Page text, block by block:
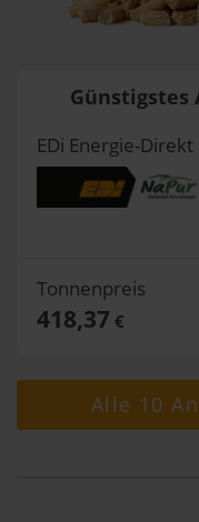
Günstigstes
EDi Energie-
Tonnenpreis
418,37 €
Alle 10